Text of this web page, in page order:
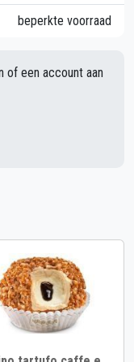
beperkte voorraad
of een account aan